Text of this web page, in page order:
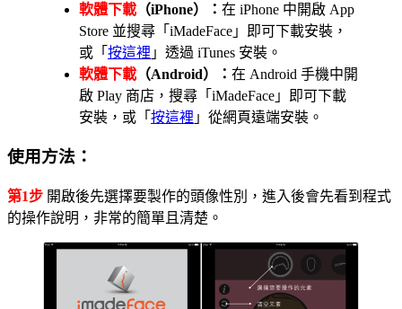
軟體下載 （iPhone）： 在 iPhone 中開啟 App
Store 並搜尋「iMadeFace」即可下載安裝，
或「 按這裡 」透過 iTunes 安裝。
軟體下載 （Android）： 在 Android 手機中開
啟 Play 商店，搜尋「iMadeFace」即可下載
安裝，或「 按這裡 」從網頁遠端安裝。
使用方法：
第1步 開啟後先選擇要製作的頭像性別，進入後會先看到程式
的操作說明，非常的簡單且清楚。